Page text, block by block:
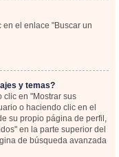
en el enlace "Buscar un
y temas?
clic en "Mostrar sus
o haciendo clic en el
su propio página de perfil,
en la parte superior del
de búsqueda avanzada